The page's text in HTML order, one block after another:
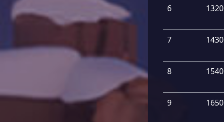
6
1320
7
1430
8
1540
9
1650